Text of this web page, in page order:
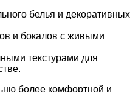
белья и декоративных
и бокалов с живыми
текстурами для
более комфортной и